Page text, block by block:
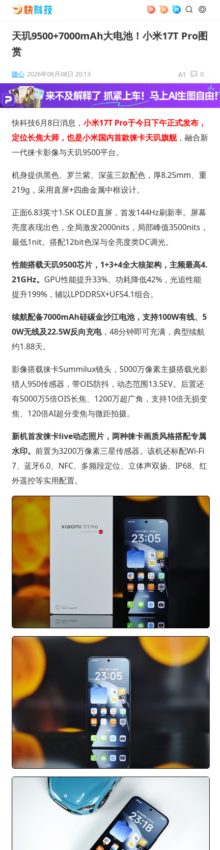
天玑9500+7000mAh大电池！小米17T Pro图
赏
随心 2026年06月08日 20:13 0
快科技6月8日消息， 小米17T Pro于今日下午正式发布，
定位长焦大师，也是小米国内首款徕卡天玑旗舰，融合新
一代徕卡影像与天玑9500平台。
机身提供黑色、罗兰紫、深蓝三款配色，厚8.25mm、重
219g，采用直屏+四曲金属中框设计。
正面6.83英寸1.5K OLED直屏，首发144Hz刷新率。屏幕
亮度表现出色，全局激发2000nits，局部峰值3500nits，
最低1nit。搭配12bit色深与全亮度类DC调光。
性能搭载天玑9500芯片，1+3+4全大核架构，主频最高4.
21GHz。 GPU性能提升33%、功耗降低42%，光追性能
提升199%，辅以LPDDR5X+UFS4.1组合。
续航配备7000mAh硅碳金沙江电池，支持100W有线、5
0W无线及22.5W反向充电，48分钟即可充满，典型续航
约1.88天。
影像搭载徕卡Summilux镜头，5000万像素主摄搭载光影
猎人950传感器，带OIS防抖，动态范围13.5EV。后置还
有5000万5倍OIS长焦、1200万超广角，支持10倍无损变
焦、120倍AI超分变焦与微距拍摄。
新机首发徕卡live动态照片，两种徕卡画质风格搭配专属
水印。 前置为3200万像素三星传感器。该机还标配Wi-Fi
7、蓝牙6.0、NFC、多频段定位、立体声双扬、IP68、红
外遥控等实用配置。